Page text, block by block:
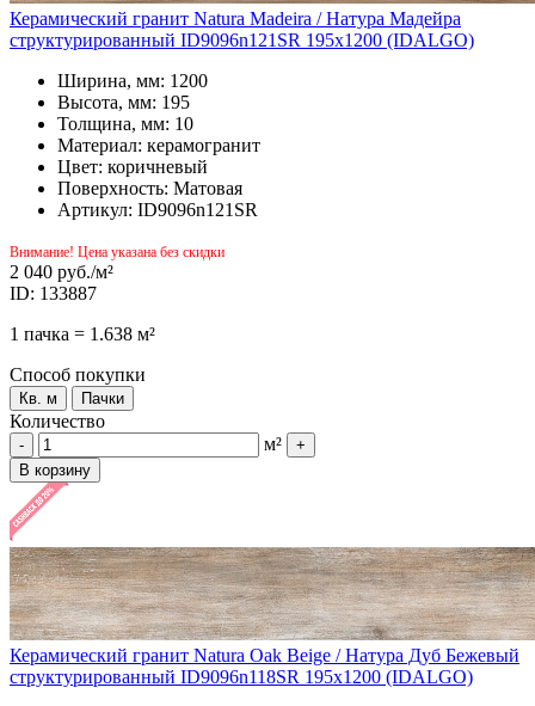
Керамический гранит Natura Madeira / Натура Мадейра
структурированный ID9096n121SR 195x1200 (IDALGO)
Ширина, мм: 1200
Высота, мм: 195
Толщина, мм: 10
Материал: керамогранит
Цвет: коричневый
Поверхность: Матовая
Артикул: ID9096n121SR
Внимание! Цена указана без скидки
2 040 руб./м²
ID: 133887
1 пачка = 1.638 м²
Способ покупки
Кв. м Пачки
Количество
- м²
+
В корзину
Керамический гранит Natura Oak Beige / Натура Дуб Бежевый
структурированный ID9096n118SR 195x1200 (IDALGO)